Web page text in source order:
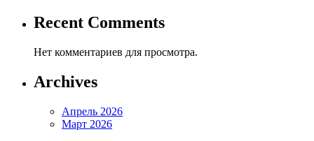
Recent Comments
Нет комментариев для просмотра.
Archives
Апрель 2026
Март 2026